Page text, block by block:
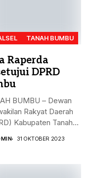
TANAH BUMBU
Raperda
DPRD
BUMBU – Dewan
Rakyat Daerah
Kabupaten Tanah
31 OKTOBER 2023